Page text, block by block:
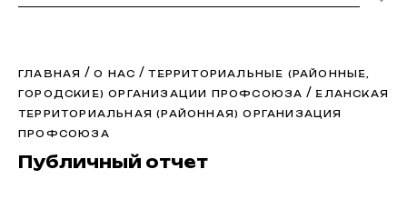
ГЛАВНАЯ /О НАС /ТЕРРИТОРИАЛЬНЫЕ (РАЙОННЫЕ,
ГОРОДСКИЕ) ОРГАНИЗАЦИИ ПРОФСОЮЗА / ЕЛАНСКАЯ
ТЕРРИТОРИАЛЬНАЯ (РАЙОННАЯ) ОРГАНИЗАЦИЯ
ПРОФСОЮЗА
Публичный отчет